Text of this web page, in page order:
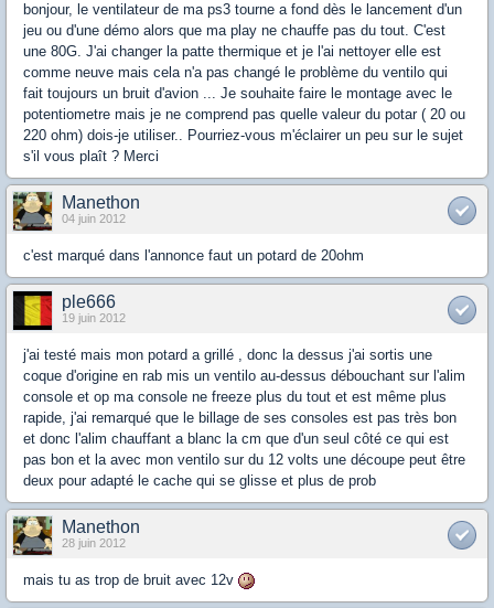
bonjour, le ventilateur de ma ps3 tourne a fond dès le lancement d'un
jeu ou d'une démo alors que ma play ne chauffe pas du tout. C'est
une 80G. J'ai changer la patte thermique et je l'ai nettoyer elle est
comme neuve mais cela n'a pas changé le problème du ventilo qui
fait toujours un bruit d'avion ... Je souhaite faire le montage avec le
potentiometre mais je ne comprend pas quelle valeur du potar ( 20 ou
220 ohm) dois-je utiliser.. Pourriez-vous m'éclairer un peu sur le sujet
s'il vous plaît ? Merci
Manethon
04 juin 2012
c'est marqué dans l'annonce faut un potard de 20ohm
ple666
19 juin 2012
j'ai testé mais mon potard a grillé , donc la dessus j'ai sortis une
coque d'origine en rab mis un ventilo au-dessus débouchant sur l'alim
console et op ma console ne freeze plus du tout et est même plus
rapide, j'ai remarqué que le billage de ses consoles est pas très bon
et donc l'alim chauffant a blanc la cm que d'un seul côté ce qui est
pas bon et la avec mon ventilo sur du 12 volts une découpe peut être
deux pour adapté le cache qui se glisse et plus de prob
Manethon
28 juin 2012
mais tu as trop de bruit avec 12v